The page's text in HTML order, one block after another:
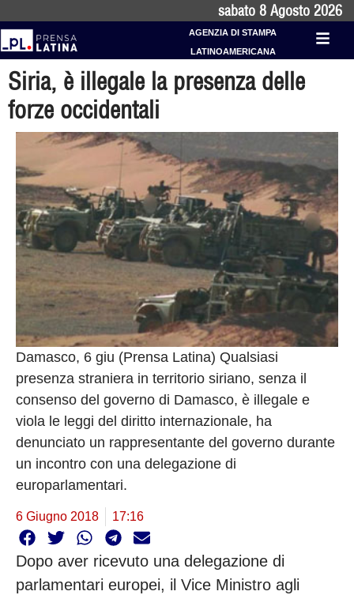
sabato 8 Agosto 2026
AGENZIA DI STAMPA
LATINOAMERICANA
Siria, è illegale la presenza delle
forze occidentali
Damasco, 6 giu (Prensa Latina) Qualsiasi
presenza straniera in territorio siriano, senza il
consenso del governo di Damasco, è illegale e
viola le leggi del diritto internazionale, ha
denunciato un rappresentante del governo durante
un incontro con una delegazione di
europarlamentari.
6 Giugno 2018 17:16
Dopo aver ricevuto una delegazione di
parlamentari europei, il Vice Ministro agli